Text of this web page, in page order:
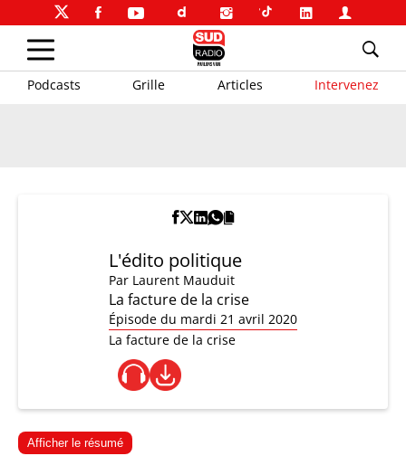
Podcasts Grille Articles Intervenez
L'édito politique
Par Laurent Mauduit
La facture de la crise
Épisode du mardi 21 avril 2020
La facture de la crise
Afficher le résumé